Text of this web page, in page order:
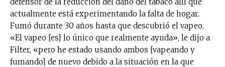
actualmente está experimentando la falta de hogar.
Fumó durante 30 años hasta que descubrió el vapeo.
«El vapeo [es] lo único que realmente ayuda», le dijo a
Filter, «pero he estado usando ambos [vapeando y
fumando] de nuevo debido a la situación en la que